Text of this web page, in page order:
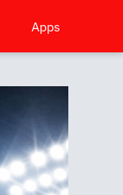
Apps